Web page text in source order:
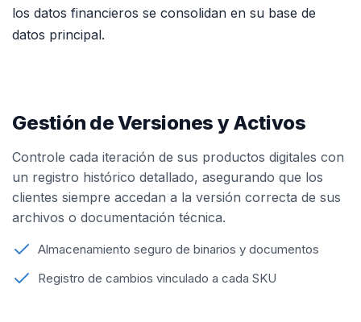
los datos financieros se consolidan en su base de
datos principal.
Gestión de Versiones y Activos
Controle cada iteración de sus productos digitales con
un registro histórico detallado, asegurando que los
clientes siempre accedan a la versión correcta de sus
archivos o documentación técnica.
Almacenamiento seguro de binarios y documentos
Registro de cambios vinculado a cada SKU